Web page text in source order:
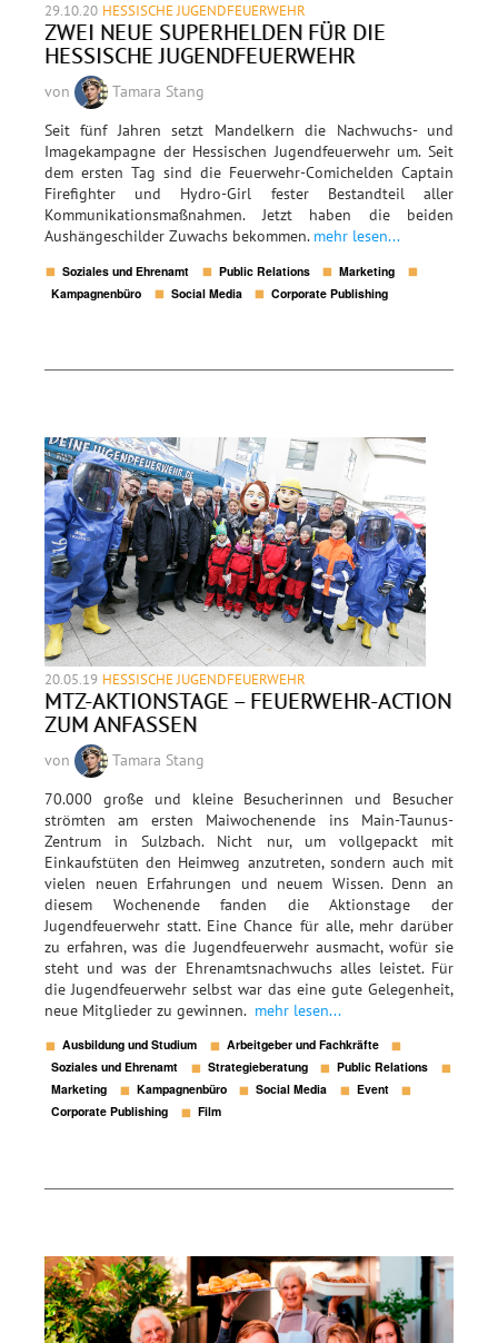
29.10.20 HESSISCHE JUGENDFEUERWEHR
ZWEI NEUE SUPERHELDEN FÜR DIE
HESSISCHE JUGENDFEUERWEHR
von
Tamara Stang
Seit fünf Jahren setzt Mandelkern die Nachwuchs- und
Imagekampagne der Hessischen Jugendfeuerwehr um. Seit
dem ersten Tag sind die Feuerwehr-Comichelden Captain
Firefighter und Hydro-Girl fester Bestandteil aller
Kommunikationsmaßnahmen. Jetzt haben die beiden
Aushängeschilder Zuwachs bekommen. mehr lesen...
Soziales und Ehrenamt Public Relations
Marketing
Kampagnenbüro
Social Media Corporate Publishing
20.05.19 HESSISCHE JUGENDFEUERWEHR
MTZ-AKTIONSTAGE – FEUERWEHR-ACTION
ZUM ANFASSEN
von
Tamara Stang
70.000 große und kleine Besucherinnen und Besucher
strömten am ersten Maiwochenende ins Main-Taunus-
Zentrum in Sulzbach. Nicht nur, um vollgepackt mit
Einkaufstüten den Heimweg anzutreten, sondern auch mit
vielen neuen Erfahrungen und neuem Wissen. Denn an
diesem Wochenende fanden die Aktionstage der
Jugendfeuerwehr statt. Eine Chance für alle, mehr darüber
zu erfahren, was die Jugendfeuerwehr ausmacht, wofür sie
steht und was der Ehrenamtsnachwuchs alles leistet. Für
die Jugendfeuerwehr selbst war das eine gute Gelegenheit,
neue Mitglieder zu gewinnen. mehr lesen...
Ausbildung und Studium
Arbeitgeber und Fachkräfte
Soziales und Ehrenamt
Strategieberatung
Public Relations
Marketing
Kampagnenbüro Social Media
Event
Corporate Publishing
Film